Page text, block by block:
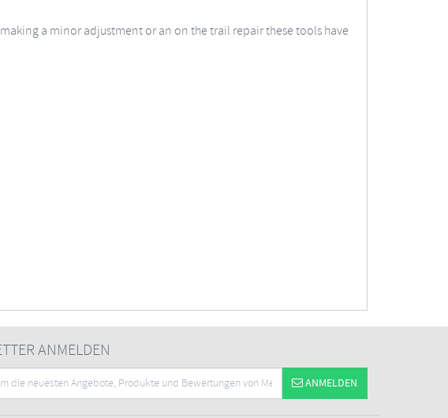
a minor adjustment or an on the trail repair these tools have
ANMELDEN
ANMELDEN